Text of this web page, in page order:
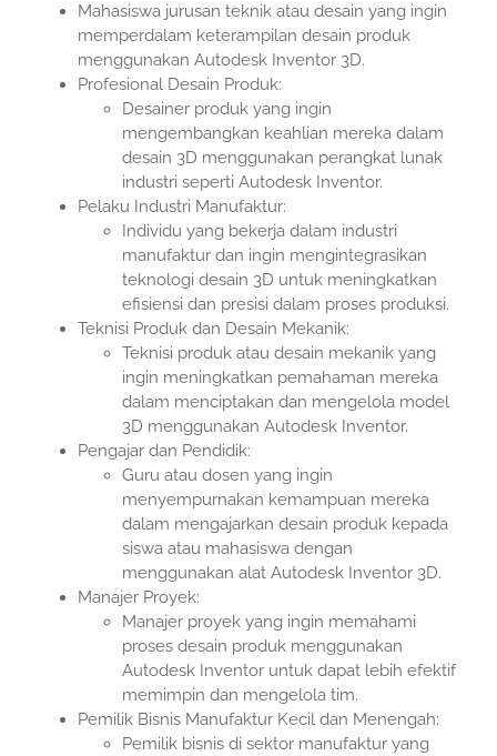
Mahasiswa jurusan teknik atau desain yang ingin
memperdalam keterampilan desain produk
menggunakan Autodesk Inventor 3D.
Profesional Desain Produk:
Desainer produk yang ingin
mengembangkan keahlian mereka dalam
desain 3D menggunakan perangkat lunak
industri seperti Autodesk Inventor.
Pelaku Industri Manufaktur:
Individu yang bekerja dalam industri
manufaktur dan ingin mengintegrasikan
teknologi desain 3D untuk meningkatkan
efisiensi dan presisi dalam proses produksi.
Teknisi Produk dan Desain Mekanik:
Teknisi produk atau desain mekanik yang
ingin meningkatkan pemahaman mereka
dalam menciptakan dan mengelola model
3D menggunakan Autodesk Inventor.
Pengajar dan Pendidik:
Guru atau dosen yang ingin
menyempurnakan kemampuan mereka
dalam mengajarkan desain produk kepada
siswa atau mahasiswa dengan
menggunakan alat Autodesk Inventor 3D.
Manajer Proyek:
Manajer proyek yang ingin memahami
proses desain produk menggunakan
Autodesk Inventor untuk dapat lebih efektif
memimpin dan mengelola tim.
Pemilik Bisnis Manufaktur Kecil dan Menengah:
Pemilik bisnis di sektor manufaktur yang